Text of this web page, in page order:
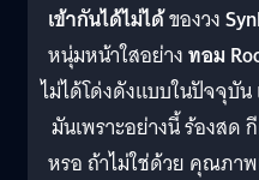
เข้ากันได้ไม่ได้ของวง
หนุ่มหน้าใสอย่างทอม
ไม่ได้โด่งดังแบบในปัจจุบั
มันเพราะอย่างนี้ ร้องสด
หรอ ถ้าไม่ใช่ด้วย คุณภา